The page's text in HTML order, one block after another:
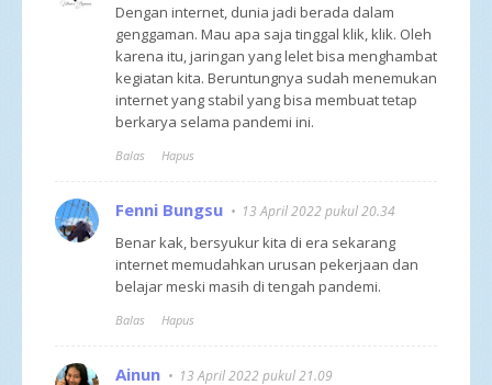
Dengan internet, dunia jadi berada dalam
genggaman. Mau apa saja tinggal klik, klik. Oleh
karena itu, jaringan yang lelet bisa menghambat
kegiatan kita. Beruntungnya sudah menemukan
internet yang stabil yang bisa membuat tetap
berkarya selama pandemi ini.
Balas Hapus
Fenni Bungsu 13 April 2022 pukul 20.34
Benar kak, bersyukur kita di era sekarang
internet memudahkan urusan pekerjaan dan
belajar meski masih di tengah pandemi.
Balas Hapus
Ainun 13 April 2022 pukul 21.09